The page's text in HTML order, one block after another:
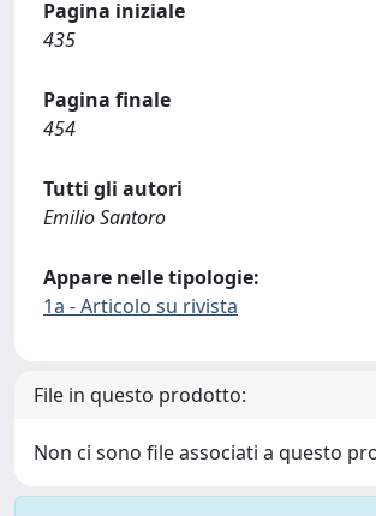
Pagina iniziale
435
Pagina finale
454
Tutti gli autori
Emilio Santoro
Appare nelle tipologie:
1a - Articolo su rivista
File in questo prodotto:
Non ci sono file associati a questo